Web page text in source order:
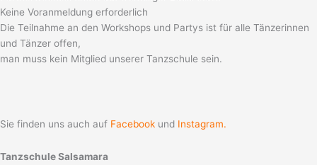
Keine Voranmeldung erforderlich
Die Teilnahme an den Workshops und Partys ist für alle Tänzerinnen
und Tänzer offen,
man muss kein Mitglied unserer Tanzschule sein.
Sie finden uns auch auf Facebook und Instagram.
Tanzschule Salsamara